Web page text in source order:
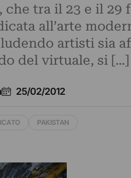
che tra il 23 e il
all’arte
artisti sia
del virtuale, si […]
25/02/2012
PAKISTAN